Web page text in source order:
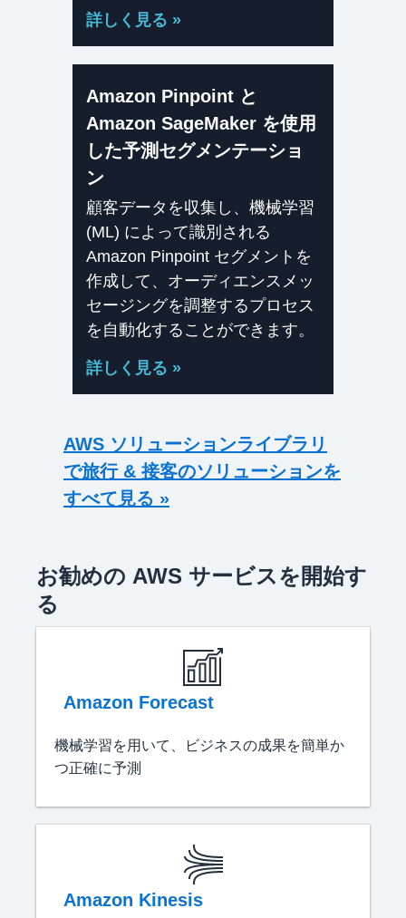
詳しく見る »
Amazon Pinpoint と
Amazon SageMaker を使用
した予測セグメンテーショ
ン
顧客データを収集し、機械学習
(ML) によって識別される
Amazon Pinpoint セグメントを
作成して、オーディエンスメッ
セージングを調整するプロセス
を自動化することができます。
詳しく見る »
AWS ソリューションライブラリ
で旅行 & 接客のソリューションを
すべて見る »
お勧めの AWS サービスを開始す
る
Amazon Forecast
機械学習を用いて、ビジネスの成果を簡単か
つ正確に予測
Amazon Kinesis